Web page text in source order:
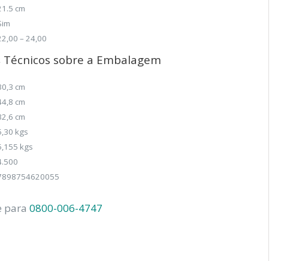
cm
– 24,00
Técnicos sobre a Embalagem
cm
cm
cm
kgs
kgs
para0800-006-4747